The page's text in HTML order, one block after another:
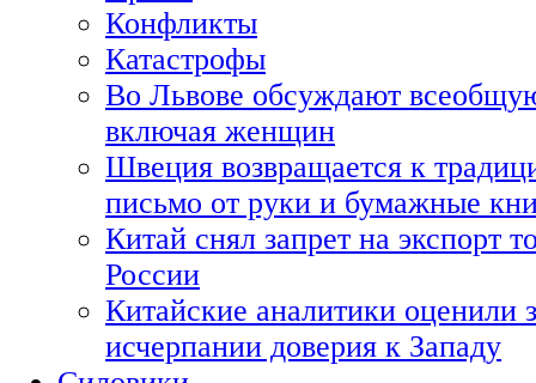
Конфликты
Катастрофы
Во Львове обсуждают
включая женщин
Швеция возвращается к
письмо от руки и бумажные
Китай снял запрет на экспорт
России
Китайские аналитики оценили
исчерпании доверия к Западу